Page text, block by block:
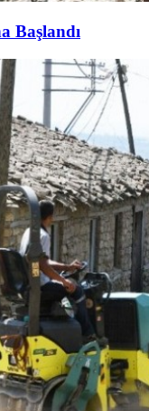
Başlandı